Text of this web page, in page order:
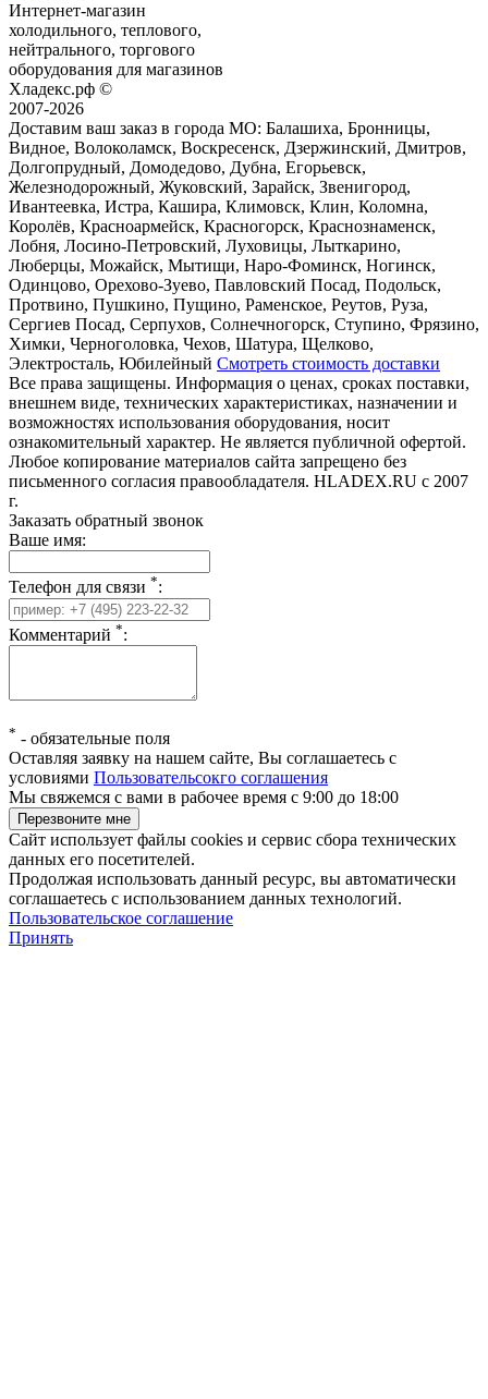
Интернет-магазин
холодильного, теплового,
нейтрального, торгового
оборудования для магазинов
Хладекс.рф ©
2007-2026
Доставим ваш заказ в города МО: Балашиха, Бронницы,
Видное, Волоколамск, Воскресенск, Дзержинский, Дмитров,
Долгопрудный, Домодедово, Дубна, Егорьевск,
Железнодорожный, Жуковский, Зарайск, Звенигород,
Ивантеевка, Истра, Кашира, Климовск, Клин, Коломна,
Королёв, Красноармейск, Красногорск, Краснознаменск,
Лобня, Лосино-Петровский, Луховицы, Лыткарино,
Люберцы, Можайск, Мытищи, Наро-Фоминск, Ногинск,
Одинцово, Орехово-Зуево, Павловский Посад, Подольск,
Протвино, Пушкино, Пущино, Раменское, Реутов, Руза,
Сергиев Посад, Серпухов, Солнечногорск, Ступино, Фрязино,
Химки, Черноголовка, Чехов, Шатура, Щелково,
Электросталь, Юбилейный Смотреть стоимость доставки
Все права защищены. Информация о ценах, сроках поставки,
внешнем виде, технических характеристиках, назначении и
возможностях использования оборудования, носит
ознакомительный характер. Не является публичной офертой.
Любое копирование материалов сайта запрещено без
письменного согласия правообладателя. HLADEX.RU c 2007
г.
Заказать обратный звонок
Ваше имя:
Телефон для связи *:
Комментарий *:
* - обязательные поля
Оставляя заявку на нашем сайте, Вы соглашаетесь с
условиями Пользовательсокго соглашения
Мы свяжемся с вами в рабочее время с 9:00 до 18:00
Сайт использует файлы cookies и сервис сбора технических
данных его посетителей.
Продолжая использовать данный ресурс, вы автоматически
соглашаетесь с использованием данных технологий.
Пользовательское соглашение
Принять